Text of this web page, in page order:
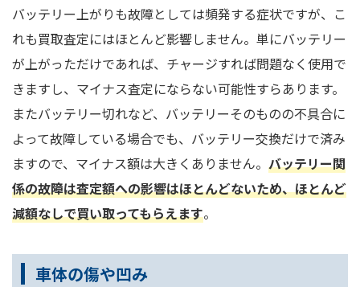
バッテリー上がりも故障としては頻発する症状ですが、こ
れも買取査定にはほとんど影響しません。単にバッテリー
が上がっただけであれば、チャージすれば問題なく使用で
きますし、マイナス査定にならない可能性すらあります。
またバッテリー切れなど、バッテリーそのものの不具合に
よって故障している場合でも、バッテリー交換だけで済み
ますので、マイナス額は大きくありません。 バッテリー関
係の故障は査定額への影響はほとんどないため、ほとんど
減額なしで買い取ってもらえます。
車体の傷や凹み